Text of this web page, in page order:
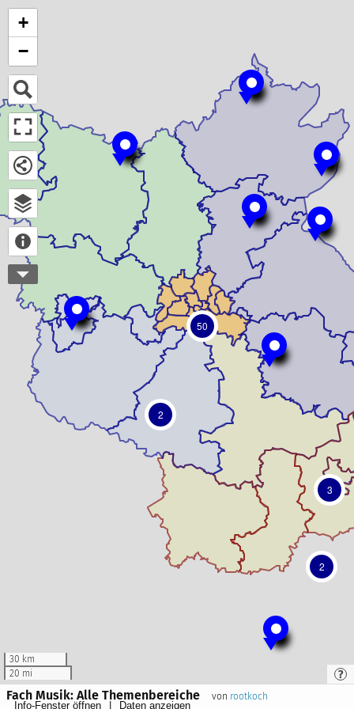
2
2
3
50
+
−
30 km
20 mi
Fach Musik: Alle Themenbereiche von rootkoch
Info-Fenster öffnen Daten anzeigen